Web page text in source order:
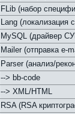
FLib (набор
Lang (локализация
MySQL (драйвер
Mailer (отправка e-
Parser (анализ/
--> bb-code
--> XML/HTML
RSA (RSA